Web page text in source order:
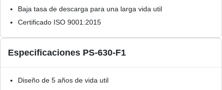
Baja tasa de descarga para una larga vida util
Certificado ISO 9001:2015
Especificaciones PS-630-F1
Diseño de 5 años de vida util